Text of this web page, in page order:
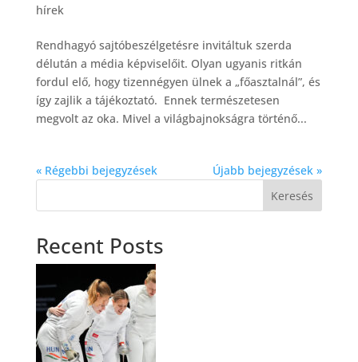
hírek
Rendhagyó sajtóbeszélgetésre invitáltuk szerda
délután a média képviselőit. Olyan ugyanis ritkán
fordul elő, hogy tizennégyen ülnek a „főasztalnál”, és
így zajlik a tájékoztató. Ennek természetesen
megvolt az oka. Mivel a világbajnokságra történő...
« Régebbi bejegyzések
Újabb bejegyzések »
Keresés
Recent Posts